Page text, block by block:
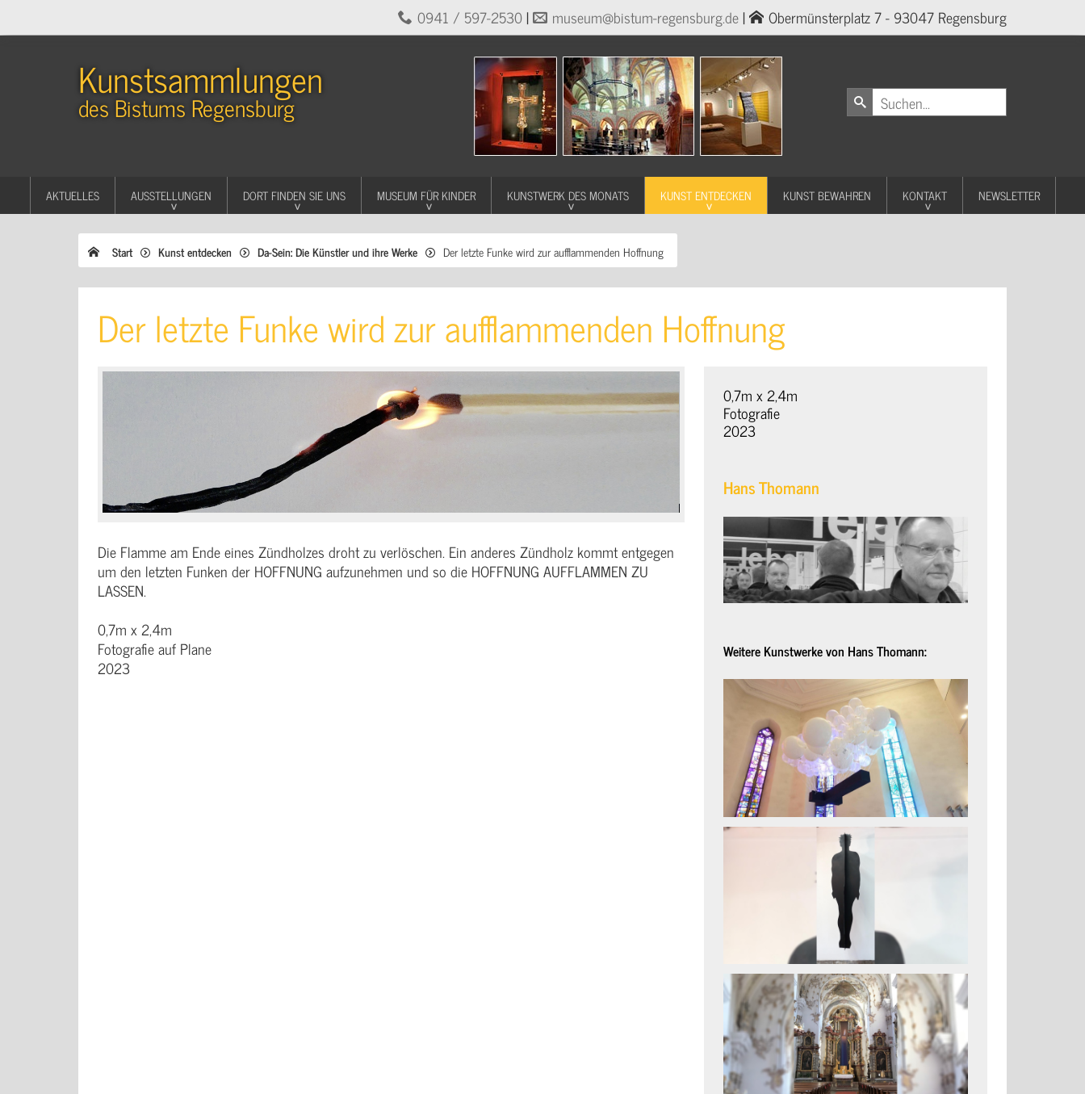
0941 / 597-2530| museum@bistum-regensburg.de| Obermünsterplatz 7 - 93047 Regensburg
Kunstsammlungen
des Bistums Regensburg
AKTUELLES AUSSTELLUNGEN DORT FINDEN SIE UNS MUSEUM FÜR KINDER KUNSTWERK DES MONATS KUNST ENTDECKEN KUNST BEWAHREN KONTAKT NEWSLETTER
Start Kunst entdecken Da-Sein: Die Künstler und ihre Werke Der letzte Funke wird zur aufflammenden Hoffnung
Der letzte Funke wird zur aufflammenden Hoffnung
Die Flamme am Ende eines Zündholzes droht zu verlöschen. Ein anderes Zündholz kommt entgegen
um den letzten Funken der HOFFNUNG aufzunehmen und so die HOFFNUNG AUFFLAMMEN ZU
LASSEN.
0,7m x 2,4m
Fotografie auf Plane
2023
0,7m x 2,4m
Fotografie
2023
Hans Thomann
Weitere Kunstwerke von Hans Thomann: